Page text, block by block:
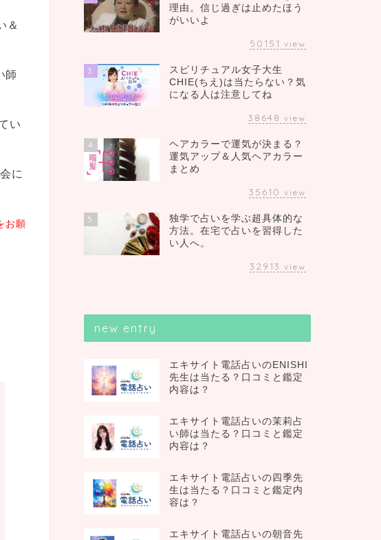
＆
師
い
に
お願
理由。信じ過ぎは止めたほう
がいいよ
50151 view
3
スピリチュアル女子大生
CHIE(ちえ)は当たらない？気
になる人は注意してね
38648 view
4
ヘアカラーで運気が決まる？
運気アップ＆人気ヘアカラー
まとめ
35610 view
5
独学で占いを学ぶ超具体的な
方法。在宅で占いを習得した
い人へ。
32913 view
new entry
エキサイト電話占いのENISHI
先生は当たる？口コミと鑑定
内容は？
エキサイト電話占いの茉莉占
い師は当たる？口コミと鑑定
内容は？
エキサイト電話占いの四季先
生は当たる？口コミと鑑定内
容は？
エキサイト電話占いの朝音先